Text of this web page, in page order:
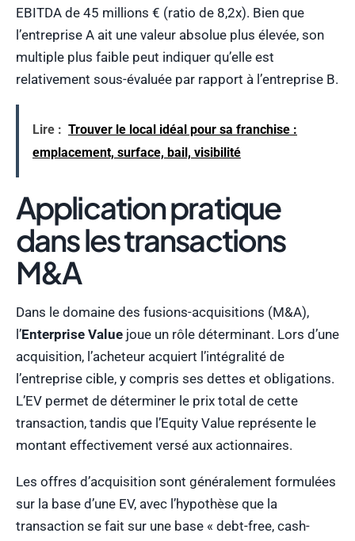
EBITDA de 45 millions € (ratio de 8,2x). Bien que
l’entreprise A ait une valeur absolue plus élevée, son
multiple plus faible peut indiquer qu’elle est
relativement sous-évaluée par rapport à l’entreprise B.
Lire : Trouver le local idéal pour sa franchise :
emplacement, surface, bail, visibilité
Application pratique
dans les transactions
M&A
Dans le domaine des fusions-acquisitions (M&A),
l’Enterprise Value joue un rôle déterminant. Lors d’une
acquisition, l’acheteur acquiert l’intégralité de
l’entreprise cible, y compris ses dettes et obligations.
L’EV permet de déterminer le prix total de cette
transaction, tandis que l’Equity Value représente le
montant effectivement versé aux actionnaires.
Les offres d’acquisition sont généralement formulées
sur la base d’une EV, avec l’hypothèse que la
transaction se fait sur une base « debt-free, cash-